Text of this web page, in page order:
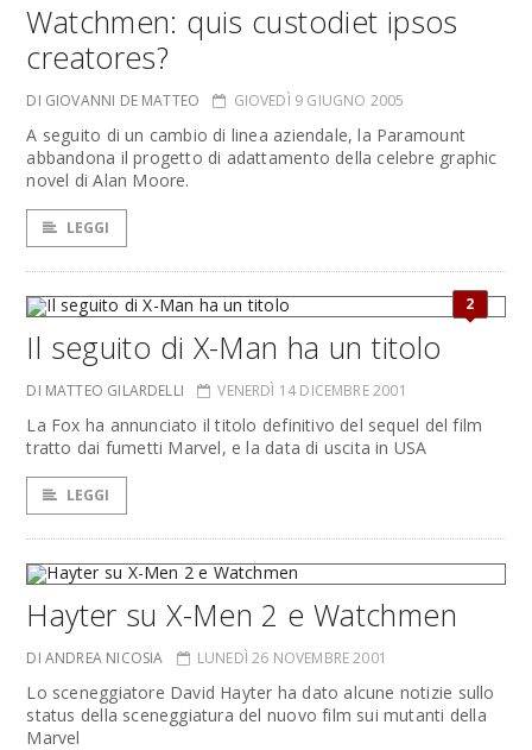
Watchmen: quis custodiet ipsos
creatores?
DI GIOVANNI DE MATTEO GIOVEDÌ 9 GIUGNO 2005
A seguito di un cambio di linea aziendale, la Paramount
abbandona il progetto di adattamento della celebre graphic
novel di Alan Moore.
LEGGI
2
Il seguito di X-Man ha un titolo
DI MATTEO GILARDELLI VENERDÌ 14 DICEMBRE 2001
La Fox ha annunciato il titolo definitivo del sequel del film
tratto dai fumetti Marvel, e la data di uscita in USA
LEGGI
Hayter su X-Men 2 e Watchmen
DI ANDREA NICOSIA LUNEDÌ 26 NOVEMBRE 2001
Lo sceneggiatore David Hayter ha dato alcune notizie sullo
status della sceneggiatura del nuovo film sui mutanti della
Marvel